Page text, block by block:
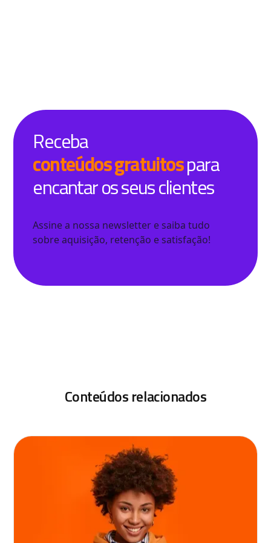
Receba
conteúdos gratuitospara
encantar os seus clientes
Assine a nossa newsletter e saiba tudo
sobre aquisição, retenção e satisfação!
Conteúdos relacionados